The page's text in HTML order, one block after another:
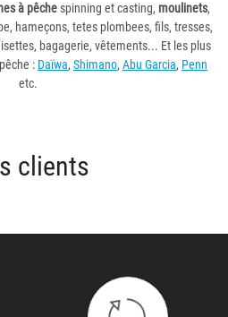
à pêchespinning et casting, moulinets,
hameçons, tetes plombees, fils, tresses,
bagagerie, vêtements... Et les plus
: Daïwa, Shimano, Abu Garcia, Penn
etc.
clients